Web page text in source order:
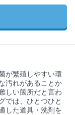
が繁殖しやすい環
汚れがあることか
しい箇所だと言わ
では、ひとつひと
した道具・洗剤を